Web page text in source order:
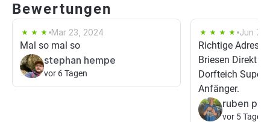
Bewertungen
Mar 23, 2024
Mal so mal so
stephan hempe
vor 6 Tagen
Jun 7,
Richtige
Briesen Direkt
Dorfteich Super
Anfänger.
ruben
vor 5 Tagen